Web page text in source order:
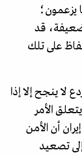
يزعمون؛
ضعيفة، قد
على تلك
لا ينجح إلا إذا
الأمر
أن الأمن
تصعيد